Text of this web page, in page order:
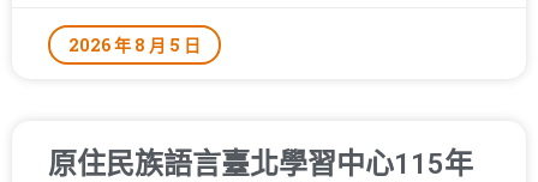
2026 年 8 月 5 日
原住民族語言臺北學習中心115年